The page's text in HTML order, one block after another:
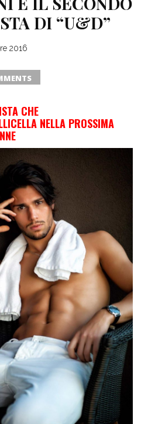
DI “U&D”
2016
CHE
NELLA PROSSIMA